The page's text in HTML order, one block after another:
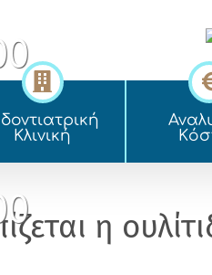
Kλινική
η